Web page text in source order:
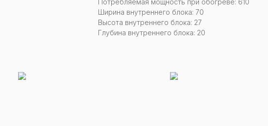
Потребляемая мощность при обогреве: 610
Ширина внутреннего блока: 70
Высота внутреннего блока: 27
Глубина внутреннего блока: 20